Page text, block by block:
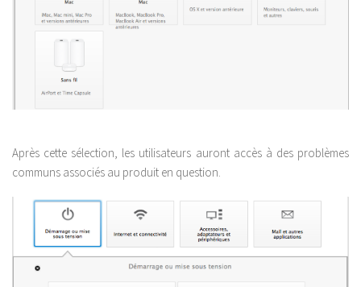
Après cette sélection, les utilisateurs auront accès à des problèmes
communs associés au produit en question.